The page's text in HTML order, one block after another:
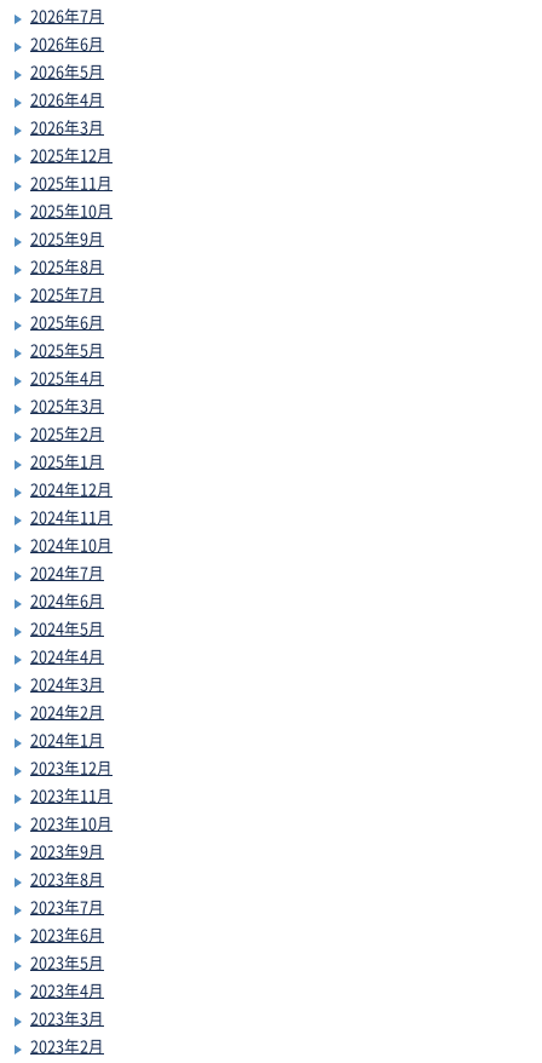
2026年7月
2026年6月
2026年5月
2026年4月
2026年3月
2025年12月
2025年11月
2025年10月
2025年9月
2025年8月
2025年7月
2025年6月
2025年5月
2025年4月
2025年3月
2025年2月
2025年1月
2024年12月
2024年11月
2024年10月
2024年7月
2024年6月
2024年5月
2024年4月
2024年3月
2024年2月
2024年1月
2023年12月
2023年11月
2023年10月
2023年9月
2023年8月
2023年7月
2023年6月
2023年5月
2023年4月
2023年3月
2023年2月